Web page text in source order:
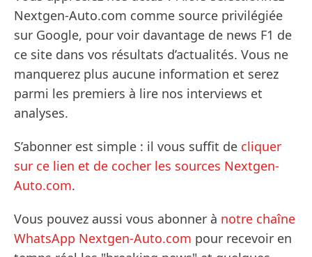
Nextgen-Auto.com comme source privilégiée
sur Google, pour voir davantage de news F1 de
ce site dans vos résultats d’actualités. Vous ne
manquerez plus aucune information et serez
parmi les premiers à lire nos interviews et
analyses.
S’abonner est simple : il vous suffit de cliquer
sur ce lien et de cocher les sources Nextgen-
Auto.com.
Vous pouvez aussi vous abonner à notre chaîne
WhatsApp Nextgen-Auto.com pour recevoir en